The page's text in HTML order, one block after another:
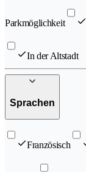
Parkmöglichkeit
In der Altstadt
Sprachen
Französisch